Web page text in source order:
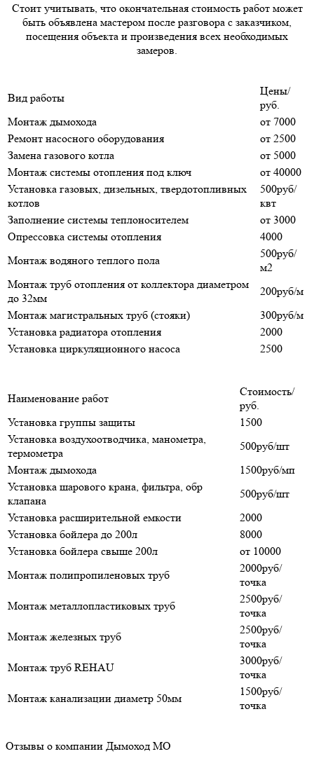
Стоит учитывать, что окончательная стоимость работ может
быть объявлена мастером после разговора с заказчиком,
посещения объекта и произведения всех необходимых
замеров.
Вид работы
Цены/
руб.
Монтаж дымохода
от 7000
Ремонт насосного оборудования
от 2500
Замена газового котла
от 5000
Монтаж системы отопления под ключ
от 40000
Установка газовых, дизельных, твердотопливных
котлов
500руб/
квт
Заполнение системы теплоносителем
от 3000
Опрессовка системы отопления
4000
Монтаж водяного теплого пола
500руб/
м2
Монтаж труб отопления от коллектора диаметром
до 32мм
200руб/м
Монтаж магистральных труб (стояки)
300руб/м
Установка радиатора отопления
2000
Установка циркуляционного насоса
2500
Наименование работ
Стоимость/
руб.
Установка группы защиты
1500
Установка воздухоотводчика, манометра,
термометра
500руб/шт
Монтаж дымохода
1500руб/мп
Установка шарового крана, фильтра, обр
клапана
500руб/шт
Установка расширительной емкости
2000
Установка бойлера до 200л
8000
Установка бойлера свыше 200л
от 10000
Монтаж полипропиленовых труб
2000руб/
точка
Монтаж металлопластиковых труб
2500руб/
точка
Монтаж железных труб
2500руб/
точка
Монтаж труб REHAU
3000руб/
точка
Монтаж канализации диаметр 50мм
1500руб/
точка
Отзывы о компании Дымоход МО